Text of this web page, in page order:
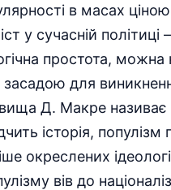
в масах
у сучасній
простота,
для
Д. Макре
історія,
окреслених
вів до